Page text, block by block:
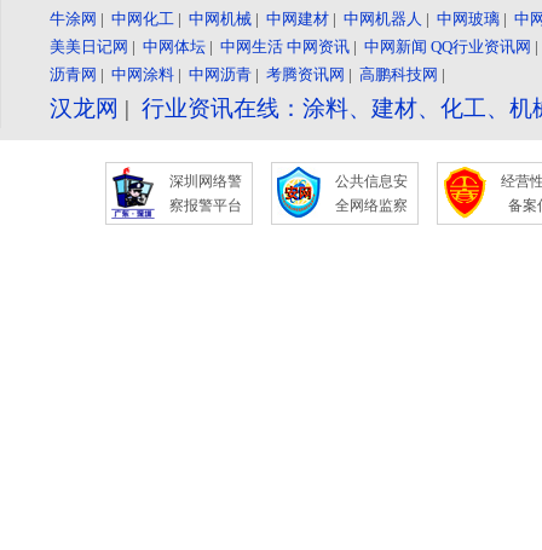
牛涂网 | 中网化工 | 中网机械 | 中网建材 | 中网机器人 | 中网玻璃 | 中
美美日记网 | 中网体坛 | 中网生活 中网资讯 | 中网新闻 QQ行业资讯网
沥青网 | 中网涂料 | 中网沥青 | 考腾资讯网 | 高鹏科技网 |
汉龙网 | 行业资讯在线：涂料、建材、化工、
深圳网络警
察报警平台
公共信息安
全网络监察
经营
备案